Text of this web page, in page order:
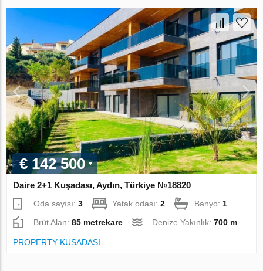
€ 142 500
Daire 2+1 Kuşadası, Aydın, Türkiye №18820
Oda sayısı:3 Yatak odası:2 Banyo: 1
Brüt Alan:85 metrekare Denize Yakınlık:700 m
PROPERTY KUSADASI